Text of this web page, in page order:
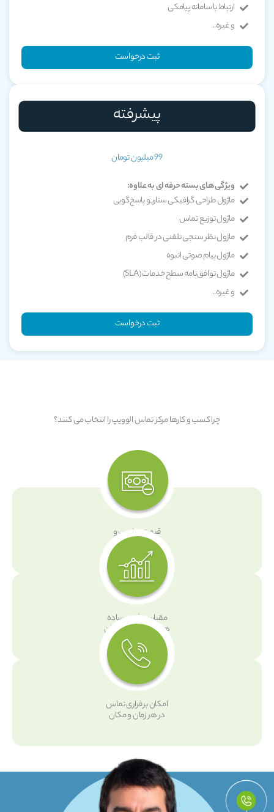
ارتباط با سامانه پیامکی
و غیره..
ثبت درخواست
پیشرفته
99 میلیون تومان
ویژگی‌های بسته حرفه ای به علاوه:
ماژول طراحی گرافیکی سناریو پاسخ‌گویی
ماژول توزیع تماس
ماژول نظر سنجی تلفنی در قالب فرم
ماژول پیام صوتی انبوه
ماژول توافق‌نامه سطح خدمات (SLA)
و غیره..
ثبت درخواست
چرا کسب و کارها مرکز تماس الوویپ را انتخاب می کنند؟
قیمت مناسب و
بیشترین امکانات
مقیاس‌پذیری ساده
همگام با رشد سازمان
امکان برقراری تماس
در هر زمان و مکان